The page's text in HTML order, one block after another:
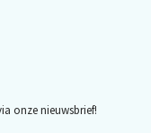
onze nieuwsbrief!